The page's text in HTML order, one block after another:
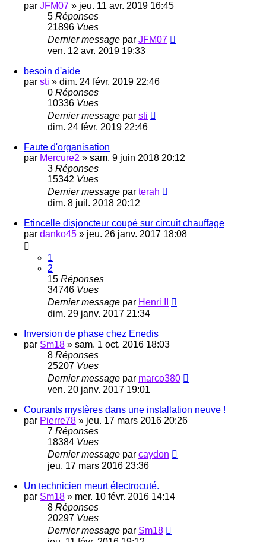
par JFM07 » jeu. 11 avr. 2019 16:45
5 Réponses
21896 Vues
Dernier message par JFM07
ven. 12 avr. 2019 19:33
besoin d'aide
par sti » dim. 24 févr. 2019 22:46
0 Réponses
10336 Vues
Dernier message par sti
dim. 24 févr. 2019 22:46
Faute d'organisation
par Mercure2 » sam. 9 juin 2018 20:12
3 Réponses
15342 Vues
Dernier message par terah
dim. 8 juil. 2018 20:12
Etincelle disjoncteur coupé sur circuit chauffage
par danko45 » jeu. 26 janv. 2017 18:08
1
2
15 Réponses
34746 Vues
Dernier message par Henri II
dim. 29 janv. 2017 21:34
Inversion de phase chez Enedis
par Sm18 » sam. 1 oct. 2016 18:03
8 Réponses
25207 Vues
Dernier message par marco380
ven. 20 janv. 2017 19:01
Courants mystères dans une installation neuve !
par Pierre78 » jeu. 17 mars 2016 20:26
7 Réponses
18384 Vues
Dernier message par caydon
jeu. 17 mars 2016 23:36
Un technicien meurt électrocuté.
par Sm18 » mer. 10 févr. 2016 14:14
8 Réponses
20297 Vues
Dernier message par Sm18